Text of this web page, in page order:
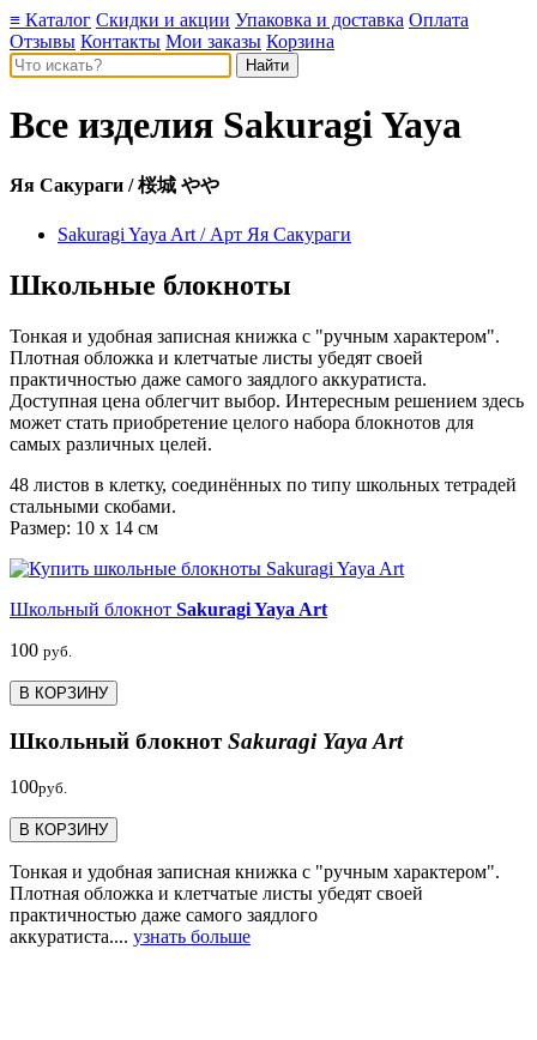
≡ Каталог Скидки и акции Упаковка и доставка Оплата
Отзывы Контакты Мои заказы Корзина
Все изделия Sakuragi Yaya
Яя Сакураги / 桜城 やや
Sakuragi Yaya Art / Арт Яя Сакураги
Школьные блокноты
Тонкая и удобная записная книжка с "ручным характером".
Плотная обложка и клетчатые листы убедят своей
практичностью даже самого заядлого аккуратиста.
Доступная цена облегчит выбор. Интересным решением здесь
может стать приобретение целого набора блокнотов для
самых различных целей.
48 листов в клетку, соединённых по типу школьных тетрадей
стальными скобами.
Размер: 10 x 14 см
Школьный блокнот Sakuragi Yaya Art
100 руб.
В КОРЗИНУ
Школьный блокнотSakuragi Yaya Art
100руб.
В КОРЗИНУ
Тонкая и удобная записная книжка с "ручным характером".
Плотная обложка и клетчатые листы убедят своей
практичностью даже самого заядлого
аккуратиста.... узнать больше